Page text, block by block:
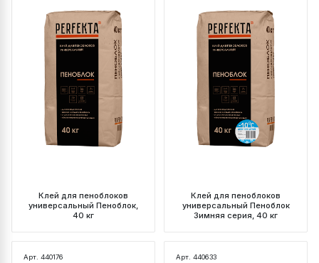
Клей для пеноблоков
универсальный Пеноблок,
40 кг
Клей для пеноблоков
универсальный Пеноблок
Зимняя серия, 40 кг
Арт. 440176 Арт. 440633